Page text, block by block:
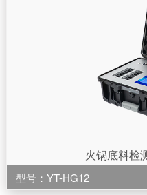
火锅底料检
型号：YT-HG12